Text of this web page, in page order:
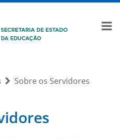
Sobre os Servidores